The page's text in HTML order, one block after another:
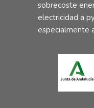
sobrecoste
electricidad a
especialmente